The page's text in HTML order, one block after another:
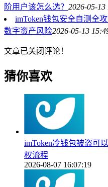
阶用户该怎么选？ 2026-05-13
imToken钱包安全自测全
数字资产风险2026-05-13
文章已关闭评论！
猜你喜欢
imToken冷钱包被盗可
权流程
2026-08-07 16:07:19